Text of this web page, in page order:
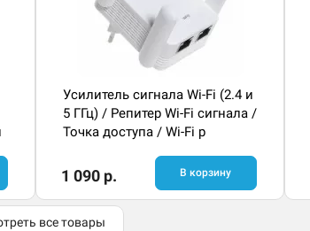
Усилитель сигнала Wi-Fi (2.4 и
5 ГГц) / Репитер Wi-Fi сигнала /
Точка доступа / Wi-Fi р
1 090 р. В корзину
все товары